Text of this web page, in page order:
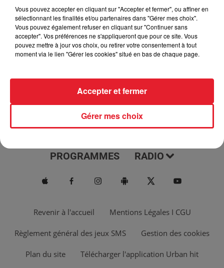
Le Morning Show
ACTUS MUSIQUES
PROGRAMMES RADIO
Revenir à l'accueil Mentions Légales I CGU
Règlement général des jeux SMS Gestion des cookies
Plan du site Télécharger l'application Urban hit
Vous pouvez accepter en cliquant sur "Accepter et fermer", ou affiner en
sélectionnant les finalités et/ou partenaires dans "Gérer mes choix".
Vous pouvez également refuser en cliquant sur "Continuer sans
accepter". Vos préférences ne s'appliqueront que pour ce site. Vous
pouvez mettre à jour vos choix, ou retirer votre consentement à tout
moment via le lien "Gérer les cookies" situé en bas de chaque page.
Gérer mes choix
Accepter et fermer